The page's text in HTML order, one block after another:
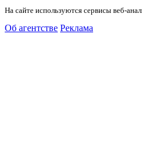
На сайте используются сервисы веб-
Об агентстве Реклама